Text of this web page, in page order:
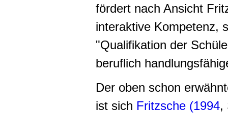
fördert nach Ansicht
interaktive Kompetenz,
"Qualifikation der
beruflich
Der oben schon
ist sich Fritzsche (1994,